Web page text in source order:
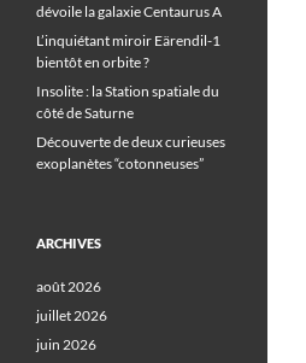
dévoile la galaxie Centaurus A
L’inquiétant miroir Eärendil-1
bientôt en orbite ?
Insolite : la Station spatiale du
côté de Saturne
Découverte de deux curieuses
exoplanètes “cotonneuses”
ARCHIVES
août 2026
juillet 2026
juin 2026